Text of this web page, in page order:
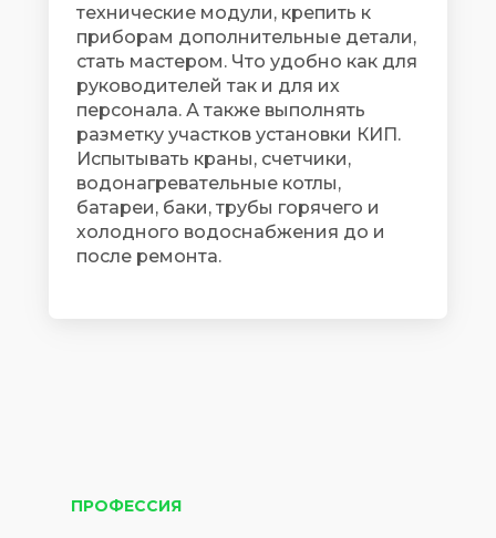
технические модули, крепить к
приборам дополнительные детали,
стать мастером. Что удобно как для
руководителей так и для их
персонала. А также выполнять
разметку участков установки КИП.
Испытывать краны, счетчики,
водонагревательные котлы,
батареи, баки, трубы горячего и
холодного водоснабжения до и
после ремонта.
ПРОФЕССИЯ